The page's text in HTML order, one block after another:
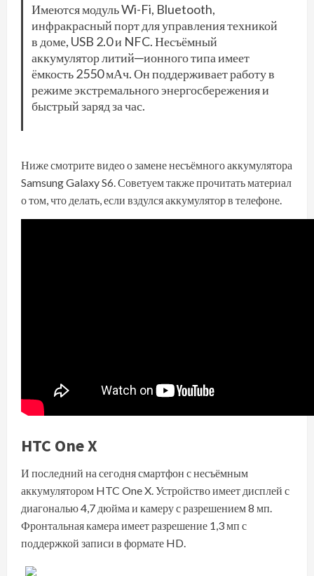
Имеются модуль Wi-Fi, Bluetooth,
инфракрасный порт для управления техникой
в доме, USB 2.0 и NFC. Несъёмный
аккумулятор литий─ионного типа имеет
ёмкость 2550 мАч. Он поддерживает работу в
режиме экстремального энергосбережения и
быстрый заряд за час.
Ниже смотрите видео о замене несъёмного аккумулятора
Samsung Galaxy S6. Советуем также прочитать материал
о том,что делать, если вздулся аккумулятор в телефоне.
HTC One X
И последний на сегодня смартфон с несъёмным
аккумулятором HTC One X. Устройство имеет дисплей с
диагональю 4,7 дюйма и камеру с разрешением 8 мп.
Фронтальная камера имеет разрешение 1,3 мп с
поддержкой записи в формате HD.